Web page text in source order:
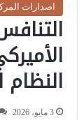
اصدارات
3 مايو، 2026